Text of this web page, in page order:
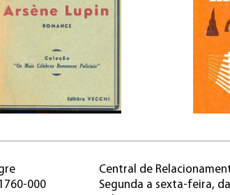
000
Central de
Segunda a sexta-feira,